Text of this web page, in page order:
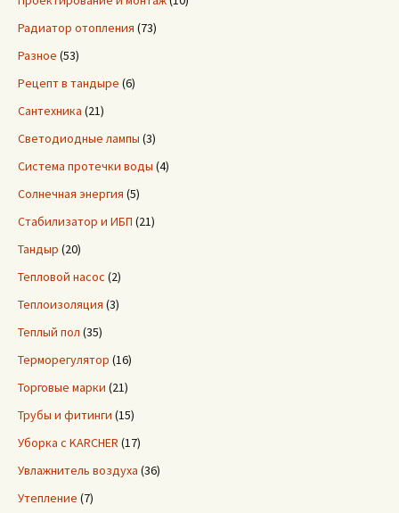
Радиатор отопления (73)
Разное (53)
Рецепт в тандыре (6)
Сантехника (21)
Светодиодные лампы (3)
Система протечки воды (4)
Солнечная энергия (5)
Стабилизатор и ИБП (21)
Тандыр (20)
Тепловой насос (2)
Теплоизоляция (3)
Теплый пол (35)
Терморегулятор (16)
Торговые марки (21)
Трубы и фитинги (15)
Уборка с KARCHER (17)
Увлажнитель воздуха (36)
Утепление (7)